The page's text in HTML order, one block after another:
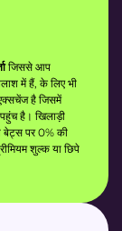
जिससे आप
में हैं, के लिए भी
है जिसमें
है। खिलाड़ी
बेट्स पर 0% की
शुल्क या छिपे